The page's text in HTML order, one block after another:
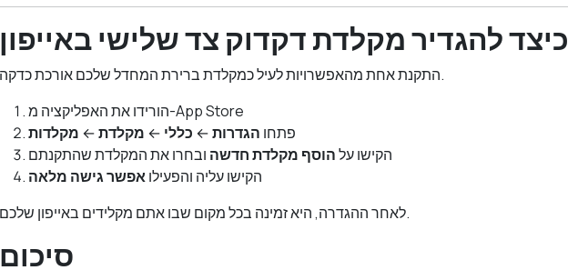
כיצד להגדיר מקלדת דקדוק צד שלישי באייפון
התקנת אחת מהאפשרויות לעיל כמקלדת ברירת המחדל שלכם אורכת כדקה.
הורידו את האפליקציה מ-App Store
פתחו הגדרות← כללי ← מקלדת← מקלדות
הקישו עלהוסף מקלדת חדשה ובחרו את המקלדת שהתקנתם
הקישו עליה והפעילואפשר גישה מלאה
לאחר ההגדרה, היא זמינה בכל מקום שבו אתם מקלידים באייפון שלכם.
סיכום